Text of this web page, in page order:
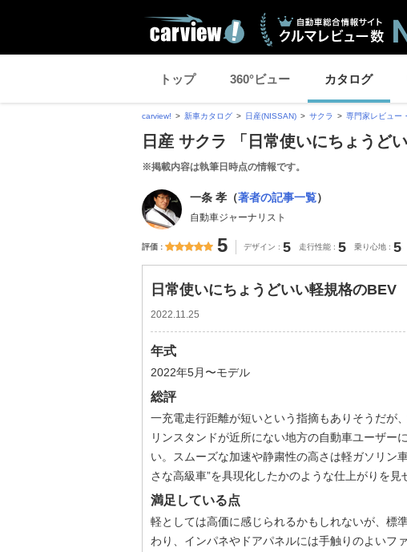
トップ 360°ビュー カタログ
carview! 新車カタログ 日産(NISSAN) サクラ 専門家レビュー
日産 サクラ 「日常使いにちょうど
※掲載内容は執筆日時点の情報です。
一条 孝（著者の記事一覧）
自動車ジャーナリスト
評価 5 デザイン 5 走行性能 5 乗り心地 5
日常使いにちょうどいい軽規格のBEV
2022.11.25
年式
2022年5月〜モデル
総評
一充電走行距離が短いという指摘もありそうだが
リンスタンドが近所にない地方の自動車ユーザー
い。スムーズな加速や静粛性の高さは軽ガソリン
さな高級車”を具現化したかのような仕上がりを見
満足している点
軽としては高価に感じられるかもしれないが、標
わり、インパネやドアパネルには手触りのよいフ